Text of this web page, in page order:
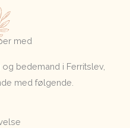
med
bedemand i Ferritslev,
med følgende.